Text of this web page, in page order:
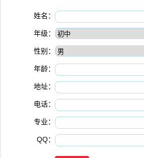
姓名：
年级：
性别：
年龄：
地址：
电话：
专业：
QQ：